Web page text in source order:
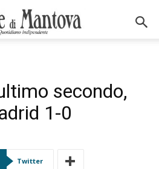
secondo,
1-0
Twitter